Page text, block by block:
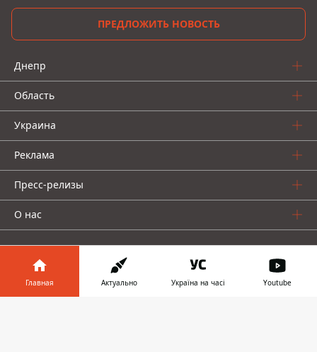
ПРЕДЛОЖИТЬ НОВОСТЬ
Днепр
Область
Украина
Реклама
Пресс-релизы
О нас
Главная Актуально Україна на часі Youtube